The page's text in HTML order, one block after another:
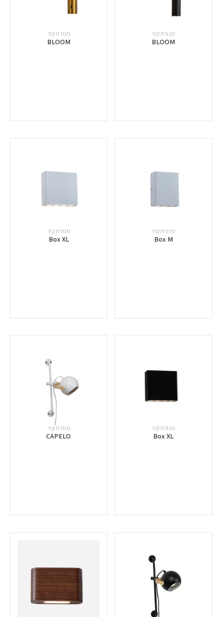
מנורת קיר
BLOOM
מנורת קיר
BLOOM
מנורת קיר
Box M
מנורת קיר
Box XL
מנורת קיר
Box XL
מנורת קיר
CAPELO